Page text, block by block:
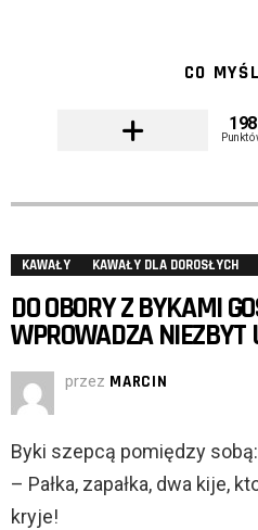
CO
198
KAWAŁY KAWAŁY DLA DOROSŁYCH
DO OBORY Z BYKAMI
WPROWADZA NIEZBYT
przez MARCIN
Byki szepcą pomiędzy sobą:
– Pałka, zapałka, dwa kije,
kryje!